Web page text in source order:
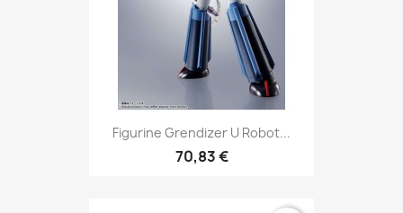
Figurine Grendizer U Robot...
70,83 €